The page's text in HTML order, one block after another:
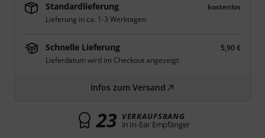
Standardlieferung
kostenlos
Lieferung in ca. 1-3 Werktagen
Schnelle Lieferung
5,90 €
Lieferdatum wird im Checkout angezeigt.
Infos zum Versand
23 VERKAUFSRANG
in In-Ear Empfänger